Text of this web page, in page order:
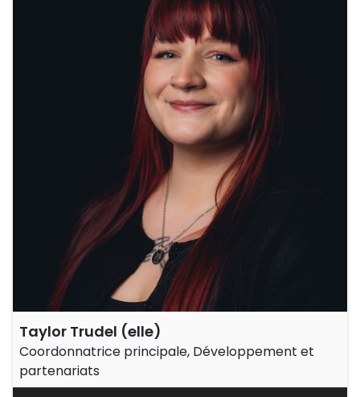
Taylor Trudel (elle)
Coordonnatrice principale, Développement et
partenariats